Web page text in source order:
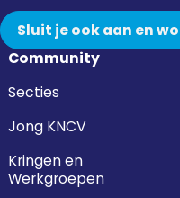
Community
Secties
Jong KNCV
Kringen en
Werkgroepen
Sluit je ook aan en